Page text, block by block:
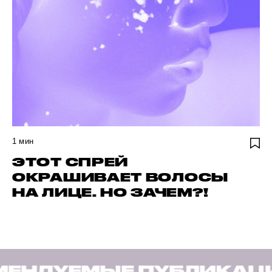
1 мин
ЭТОТ СПРЕЙ
ОКРАШИВАЕТ ВОЛОСЫ
НА ЛИЦЕ. НО ЗАЧЕМ?!